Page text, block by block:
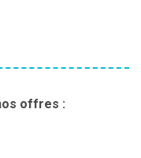
offres :